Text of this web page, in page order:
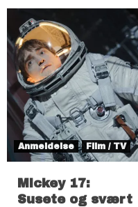
Anmeldelse Film / TV
Mickey 17:
Susete og svært